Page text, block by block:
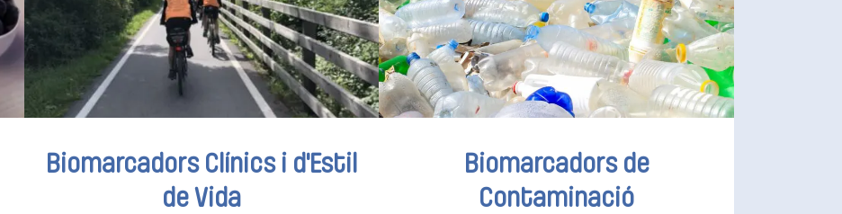
Biomarcadors Clínics i d'Estil
de Vida
Biomarcadors de
Contaminació